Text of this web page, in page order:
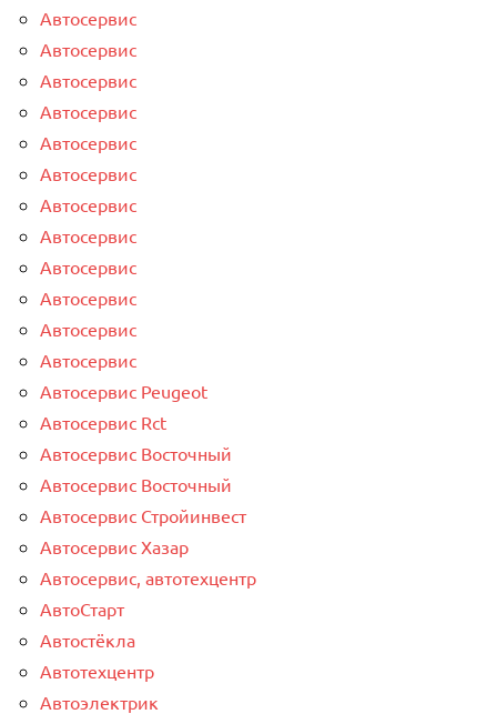
Автосервис
Автосервис
Автосервис
Автосервис
Автосервис
Автосервис
Автосервис
Автосервис
Автосервис
Автосервис
Автосервис
Автосервис
Автосервис Peugeot
Автосервис Rct
Автосервис Восточный
Автосервис Восточный
Автосервис Стройинвест
Автосервис Хазар
Автосервис, автотехцентр
АвтоСтарт
Автостёкла
Автотехцентр
Автоэлектрик